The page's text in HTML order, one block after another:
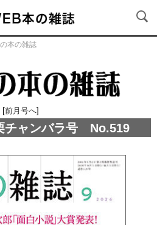
本の雑誌
[前月号へ]
ャンバラ号 No.519